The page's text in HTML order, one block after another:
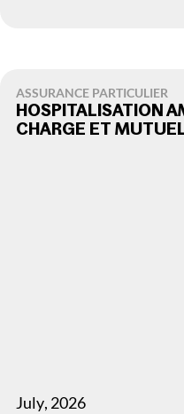
ASSURANCE PARTICULIER
HOSPITALISATION
CHARGE ET
July, 2026